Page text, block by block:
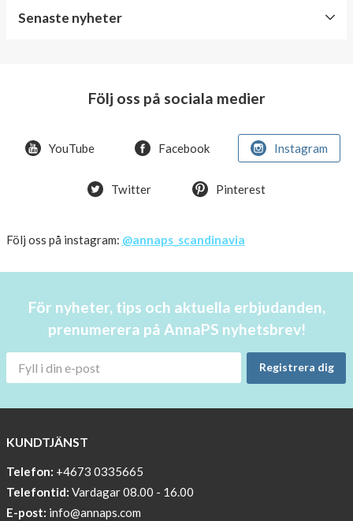
Senaste nyheter
offer!
Just
few
stock!
OFF
!!!!
PRINT
undisturbed
Följ oss på sociala medier
YouTube Facebook Instagram
Twitter Pinterest
Följ oss på instagram: @annaps_scandinavia
För nyheter, tips och aktuella erbjudanden,
prenumerera på AnnaPS nyhetsbrev!
Registrera dig
KUNDTJÄNST
Telefon: +4673 0335665
Telefontid: Vardagar 08.00 - 16.00
E-post: info@annaps.com